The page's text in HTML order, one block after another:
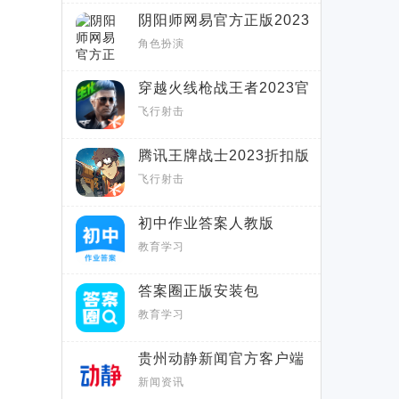
阴阳师网易官方正版2023
最新版apk
角色扮演
穿越火线枪战王者2023官
方最新版
飞行射击
腾讯王牌战士2023折扣版
飞行射击
初中作业答案人教版
APP(初中暑假作业答案软
件)
教育学习
答案圈正版安装包
教育学习
贵州动静新闻官方客户端
APP
新闻资讯